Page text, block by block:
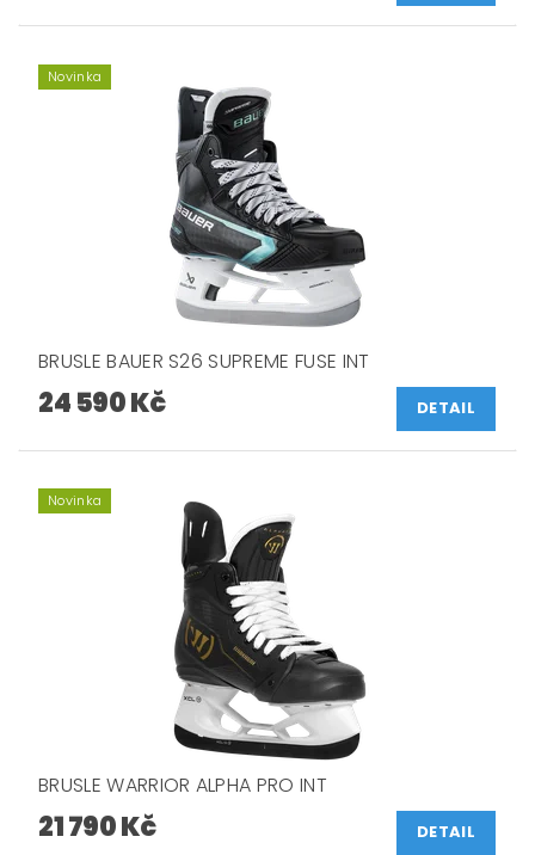
Novinka
BRUSLE BAUER S26 SUPREME FUSE INT
24 590 Kč DETAIL
Novinka
BRUSLE WARRIOR ALPHA PRO INT
21 790 Kč DETAIL